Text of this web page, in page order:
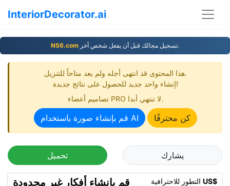
InteriorDecorator.ai
NS6.com تسجيل مجالك قبل أن يفعل شخص آخر.
هذا المحتوى قد انتهى أجله ولم يعد متاحاً للتنزيل.
إنشاء واحد جديد للحصول على نتائج جديدة!
تصاميم أعضاء PRO لا تنتهي أبدا.
قم بإنشاء صورة باستخدام AI كن محترفًا
تحميل يشارك
قم بإنشاء أفكار غير محدودة
US$